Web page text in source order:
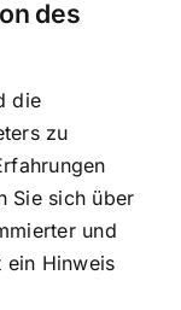
des
die
zu
Sie sich über
und
Hinweis